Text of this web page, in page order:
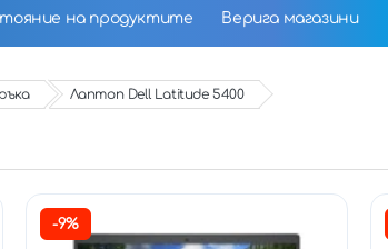
на продуктите Верига магазини
Лаптоп Dell Latitude 5400
-9%